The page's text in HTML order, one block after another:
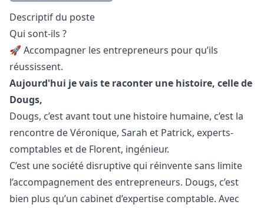
Description
Descriptif du poste
Qui sont-ils ?
🚀 Accompagner les entrepreneurs pour qu’ils
réussissent.
Aujourd'hui je vais te raconter une histoire, celle de
Dougs,
Dougs, c’est avant tout une histoire humaine, c’est la
rencontre de Véronique, Sarah et Patrick, experts-
comptables et de Florent, ingénieur.
C’est une société disruptive qui réinvente sans limite
l’accompagnement des entrepreneurs. Dougs, c’est
bien plus qu’un cabinet d’expertise comptable. Avec